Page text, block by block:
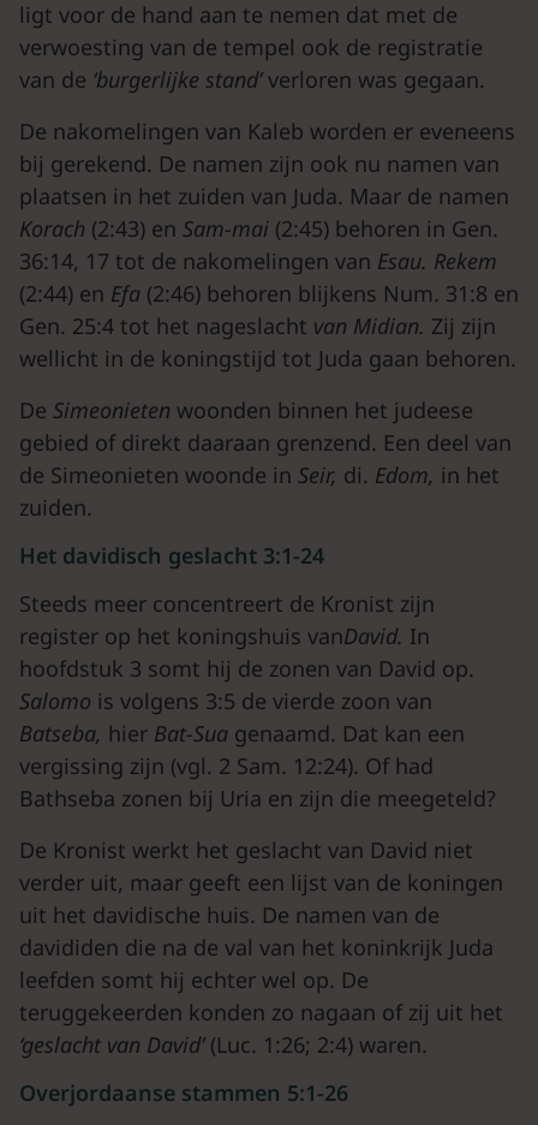
ligt voor de hand aan te nemen dat met de
verwoesting van de tempel ook de registratie
van de ‘burgerlijke stand’verloren was gegaan.
De nakomelingen van Kaleb worden er eveneens
bij gerekend. De namen zijn ook nu namen van
plaatsen in het zuiden van Juda. Maar de namen
Korach (2:43) en Sam-mai (2:45) behoren in Gen.
36:14, 17 tot de nakomelingen van Esau. Rekem
(2:44) en Efa (2:46) behoren blijkens Num. 31:8 en
Gen. 25:4 tot het nageslacht van Midian. Zij zijn
wellicht in de koningstijd tot Juda gaan behoren.
De Simeonieten woonden binnen het judeese
gebied of direkt daaraan grenzend. Een deel van
de Simeonieten woonde in Seir, di. Edom, in het
zuiden.
Het davidisch geslacht 3:1-24
Steeds meer concentreert de Kronist zijn
register op het koningshuis vanDavid. In
hoofdstuk 3 somt hij de zonen van David op.
Salomo is volgens 3:5 de vierde zoon van
Batseba, hier Bat-Sua genaamd. Dat kan een
vergissing zijn (vgl. 2 Sam. 12:24). Of had
Bathseba zonen bij Uria en zijn die meegeteld?
De Kronist werkt het geslacht van David niet
verder uit, maar geeft een lijst van de koningen
uit het davidische huis. De namen van de
davididen die na de val van het koninkrijk Juda
leefden somt hij echter wel op. De
teruggekeerden konden zo nagaan of zij uit het
‘geslacht van David’ (Luc. 1:26; 2:4) waren.
Overjordaanse stammen 5:1-26